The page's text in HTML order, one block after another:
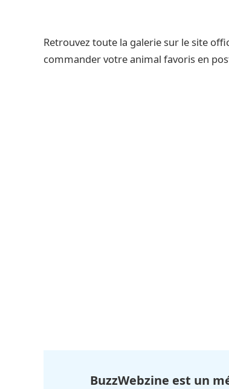
Retrouvez toute la galerie sur le site
commander votre animal favoris en
BuzzWebzine est un